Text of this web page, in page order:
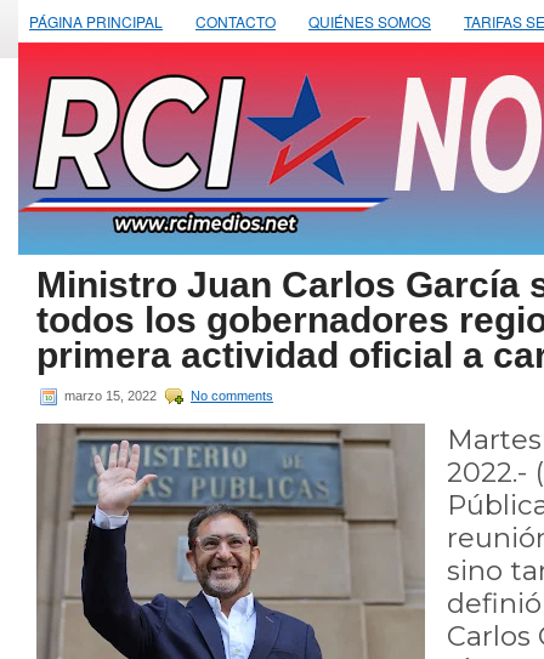
PÁGINA PRINCIPAL CONTACTO QUIÉNES SOMOS TARIFAS
Ministro Juan Carlos García
todos los gobernadores
primera actividad oficial a
marzo 15, 2022 No comments
2022.-
sino
Carlos